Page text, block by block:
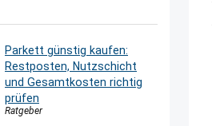
Parkett günstig kaufen:
Restposten, Nutzschicht
und Gesamtkosten richtig
prüfen
Ratgeber